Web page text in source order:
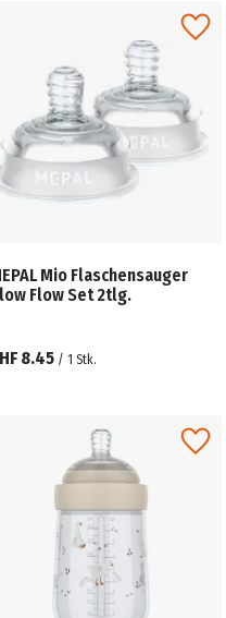
Mio Flaschensauger
Flow Set 2tlg.
8.45 / 1 Stk.